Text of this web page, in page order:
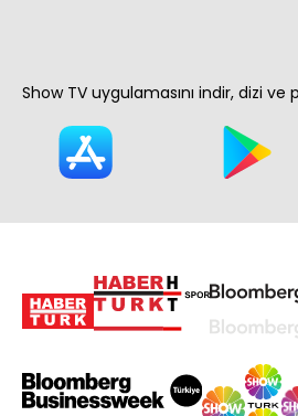
Show TV uygulamasını indir, dizi ve